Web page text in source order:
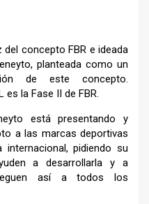
concepto FBR e ideada
planteada como un
de este concepto.
es la Fase II de FBR.
está presentando y
a las marcas deportivas
pidiendo su
a desarrollarla y a
así a todos los